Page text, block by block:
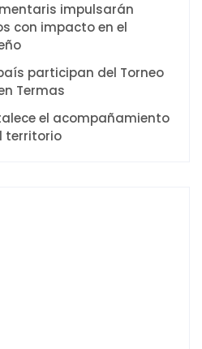
impulsarán
con impacto en el
participan del Torneo
Termas
el acompañamiento
territorio